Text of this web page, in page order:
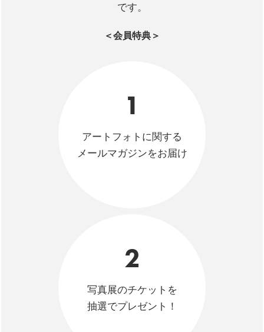
です。
＜会員特典＞
1
アートフォトに関する
メールマガジンをお届け
2
写真展のチケットを
抽選でプレゼント！